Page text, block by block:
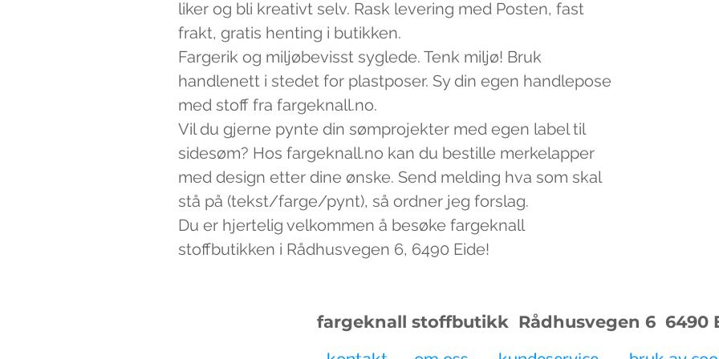
liker og bli kreativt selv. Rask levering med Posten, fast
frakt, gratis henting i butikken.
Fargerik og miljøbevisst syglede. Tenk miljø! Bruk
handlenett i stedet for plastposer. Sy din egen handlepose
med stoff fra fargeknall.no.
Vil du gjerne pynte din sømprojekter med egen label til
sidesøm? Hos fargeknall.no kan du bestille merkelapper
med design etter dine ønske. Send melding hva som skal
stå på (tekst/farge/pynt), så ordner jeg forslag.
Du er hjertelig velkommen å besøke fargeknall
stoffbutikken i Rådhusvegen 6, 6490 Eide!
fargeknall stoffbutikk Rådhusvegen 6 6490